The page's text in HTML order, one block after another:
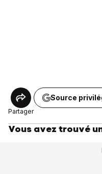
Partager
Source
Vous avez trouvé